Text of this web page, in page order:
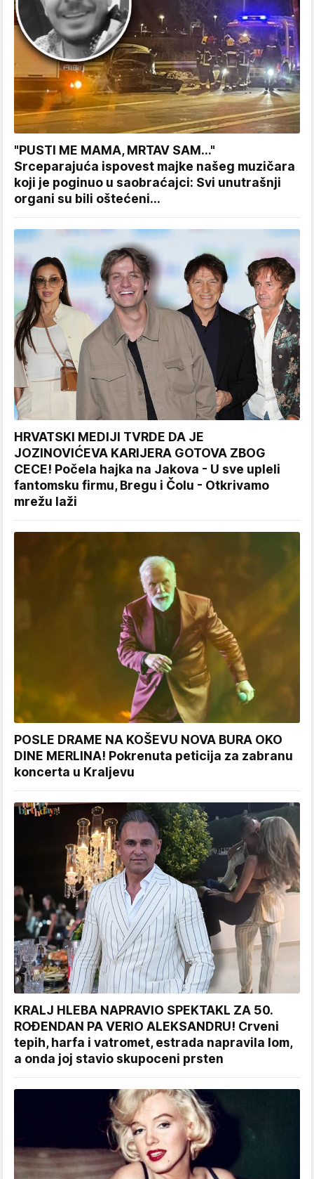
"PUSTI ME MAMA, MRTAV SAM..."
Srceparajuća ispovest majke našeg muzičara
koji je poginuo u saobraćajci: Svi unutrašnji
organi su bili oštećeni...
HRVATSKI MEDIJI TVRDE DA JE
JOZINOVIĆEVA KARIJERA GOTOVA ZBOG
CECE! Počela hajka na Jakova - U sve upleli
fantomsku firmu, Bregu i Čolu - Otkrivamo
mrežu laži
POSLE DRAME NA KOŠEVU NOVA BURA OKO
DINE MERLINA! Pokrenuta peticija za zabranu
koncerta u Kraljevu
KRALJ HLEBA NAPRAVIO SPEKTAKL ZA 50.
ROĐENDAN PA VERIO ALEKSANDRU! Crveni
tepih, harfa i vatromet, estrada napravila lom,
a onda joj stavio skupoceni prsten